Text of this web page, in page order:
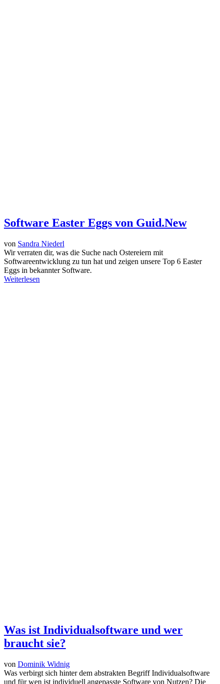
Software Easter Eggs von Guid.New
von Sandra Niederl
Wir verraten dir, was die Suche nach Ostereiern mit
Softwareentwicklung zu tun hat und zeigen unsere Top 6 Easter
Eggs in bekannter Software.
Weiterlesen
Was ist Individualsoftware und wer
braucht sie?
von Dominik Widnig
Was verbirgt sich hinter dem abstrakten Begriff Individualsoftware
und für wen ist individuell angepasste Software von Nutzen? Die